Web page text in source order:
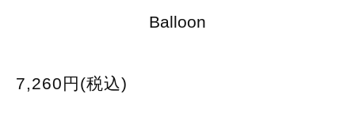
Balloon
7,260円(税込)